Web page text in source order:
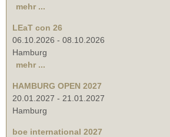
mehr ...
LEaT con 26
06.10.2026 - 08.10.2026
Hamburg
mehr ...
HAMBURG OPEN 2027
20.01.2027 - 21.01.2027
Hamburg
boe international 2027